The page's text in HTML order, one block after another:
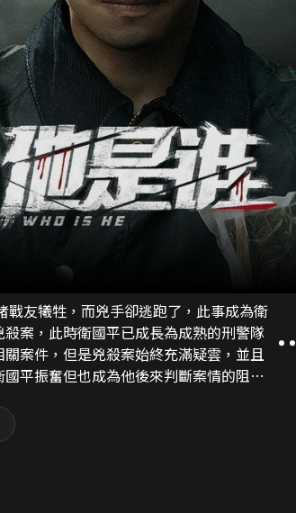
友犧牲，而兇手卻逃跑了，此事成為衛
案，此時衛國平已成長為成熟的刑警隊
案件，但是兇殺案始終充滿疑雲，並且
平振奮但也成為他後來判斷案情的阻
漸浮出水面……